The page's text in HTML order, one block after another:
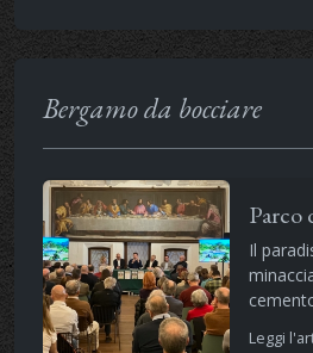
Bergamo da bocciare
Parco
Il
Leggi